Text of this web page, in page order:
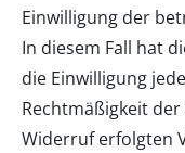
Einwilligung der
In diesem Fall hat
die Einwilligung
Rechtmäßigkeit
Widerruf erfolgten